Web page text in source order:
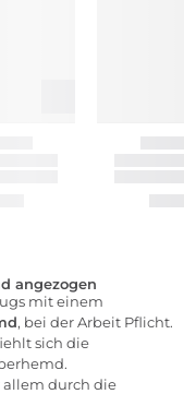
angezogen
mit einem
, bei der Arbeit Pflicht.
sich die
allem durch die